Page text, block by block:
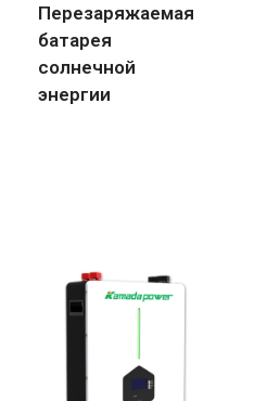
Перезаряжаемая
батарея
солнечной
энергии